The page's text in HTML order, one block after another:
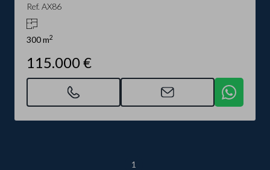
Ref. AX86
300 m2
115.000 €
1